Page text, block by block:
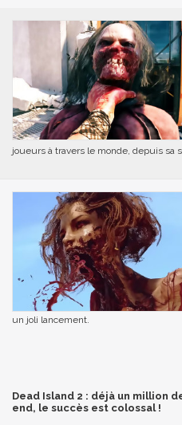
joueurs à travers le monde, depuis sa
un joli lancement.
Dead Island 2 : déjà un million
end, le succès est colossal !